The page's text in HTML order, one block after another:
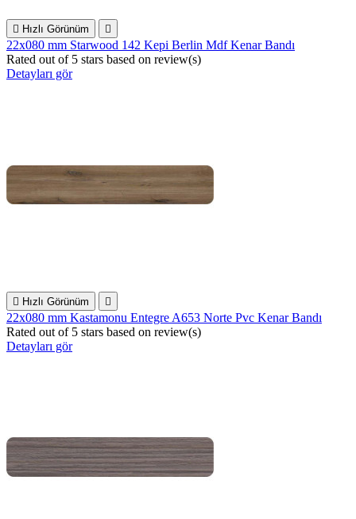
 Hızlı Görünüm 
22x080 mm Starwood 142 Kepi Berlin Mdf Kenar Bandı
Rated out of 5 stars based on review(s)
Detayları gör
 Hızlı Görünüm 
22x080 mm Kastamonu Entegre A653 Norte Pvc Kenar Bandı
Rated out of 5 stars based on review(s)
Detayları gör